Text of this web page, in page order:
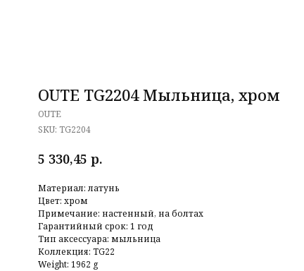
OUTE TG2204 Мыльница, хром
OUTE
SKU: TG2204
5 330,45 р.
Материал: латунь
Цвет: хром
Примечание: настенный, на болтах
Гарантийный срок: 1 год
Тип аксессуара: мыльница
Коллекция: TG22
Weight: 1962 g